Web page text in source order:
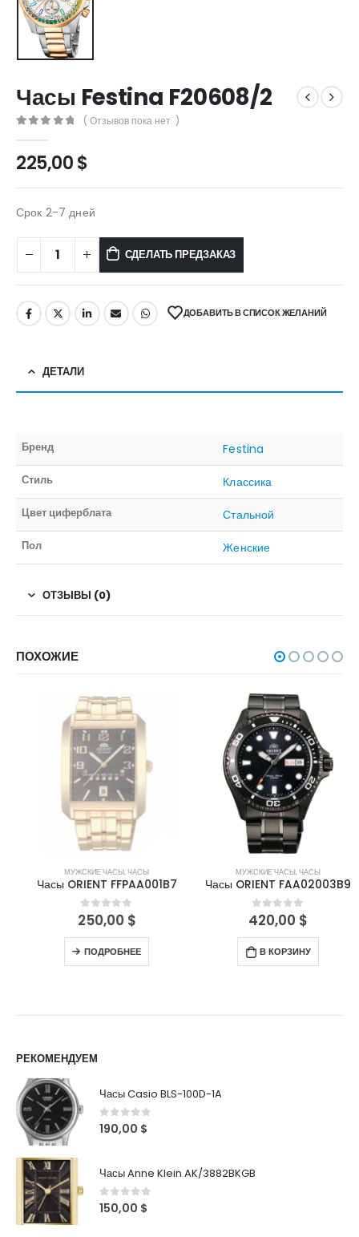
Часы Festina F20608/2
( Отзывов пока нет. )
225,00$
Срок 2-7 дней
СДЕЛАТЬ ПРЕДЗАКАЗ
ДОБАВИТЬ В СПИСОК ЖЕЛАНИЙ
ДЕТАЛИ
Бренд Festina
Стиль Классика
Цвет циферблата Стальной
Пол Женские
ОТЗЫВЫ (0)
ПОХОЖИЕ
НЕТ В НАЛИЧИИ
МУЖСКИЕ ЧАСЫ,ЧАСЫ
Часы ORIENT FFPAA001B7
out of 5
250,00$
ПОДРОБНЕЕ
МУЖСКИЕ ЧАСЫ,ЧАСЫ
Часы ORIENT FAA02003B9
out of 5
420,00$
В КОРЗИНУ
РЕКОМЕНДУЕМ
Часы Casio BLS-100D-1A
0out of 5
190,00 $
Часы Anne Klein AK/3882BKGB
0out of 5
150,00 $